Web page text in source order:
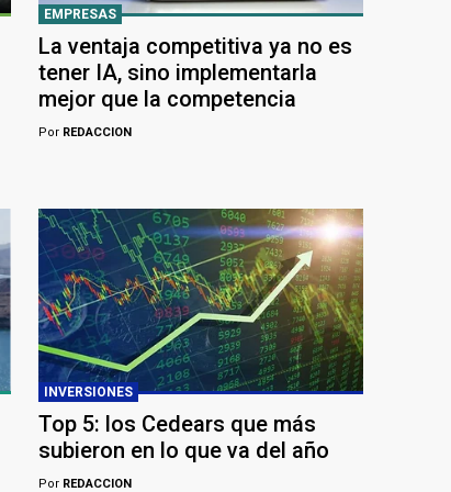
EMPRESAS
La ventaja competitiva ya no es
tener IA, sino implementarla
mejor que la competencia
Por REDACCION
INVERSIONES
Top 5: los Cedears que más
subieron en lo que va del año
Por REDACCION